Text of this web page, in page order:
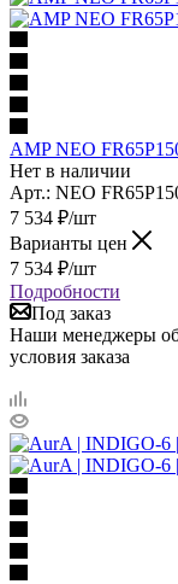
AMP NEO
Нет в наличии
Арт.: NEO
7 534 ₽/шт
Варианты цен
7 534 ₽/шт
Подробности
Под заказ
Наши менеджеры
условия заказа